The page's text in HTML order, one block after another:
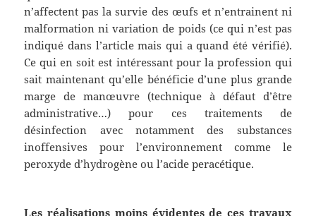
n’affectent pas la survie des œufs et n’entrainent ni
malformation ni variation de poids (ce qui n’est pas
indiqué dans l’article mais qui a quand été vérifié).
Ce qui en soit est intéressant pour la profession qui
sait maintenant qu’elle bénéficie d’une plus grande
marge de manœuvre (technique à défaut d’être
administrative…) pour ces traitements de
désinfection avec notamment des substances
inoffensives pour l’environnement comme le
peroxyde d’hydrogène ou l’acide peracétique.
Les réalisations moins évidentes de ces travaux